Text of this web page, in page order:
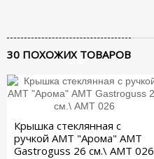
30 ПОХОЖИХ ТОВАРОВ
Крышка стеклянная c
ручкой АМТ "Арома" AMT
Gastroguss 26 см.\ AMT 026
-5%
-5%
-5%
-5%